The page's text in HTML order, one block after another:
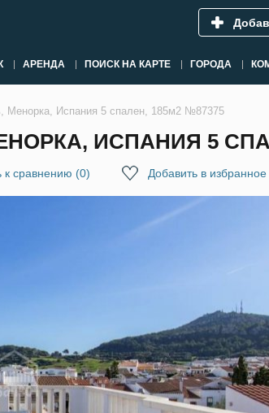
АРЕНДА ПОИСК НА КАРТЕ ГОРОДА
Менорка, Испания 5 спален, 185м2 №87375
ИСПАНИЯ 5
к сравнению (0) Добавить в избранное